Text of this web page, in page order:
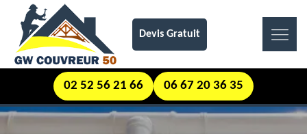
Devis Gratuit
02 52 56 21 66 06 67 20 36 35